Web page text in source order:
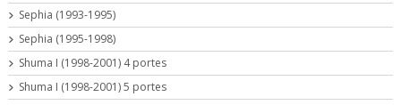
Sephia (1993-1995)
Sephia (1995-1998)
Shuma I (1998-2001) 4 portes
Shuma I (1998-2001) 5 portes